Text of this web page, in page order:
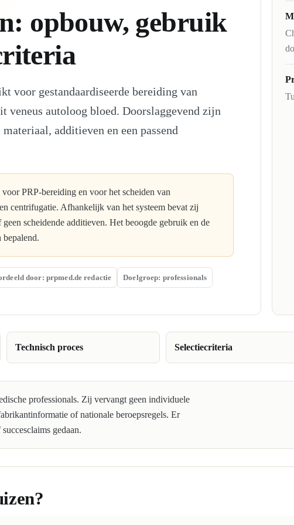
opbouw, gebruik
voor gestandaardiseerde bereiding van
veneus autoloog bloed. Doorslaggevend zijn
additieven en een passend
PRP-bereiding en voor het scheiden van
centrifugatie. Afhankelijk van het systeem bevat zij
scheidende additieven. Het beoogde gebruik en de
door: prpmed.de redactie Doelgroep: professionals
Technisch proces Selectiecriteria
professionals. Zij vervangt geen individuele
of nationale beroepsregels. Er
gedaan.